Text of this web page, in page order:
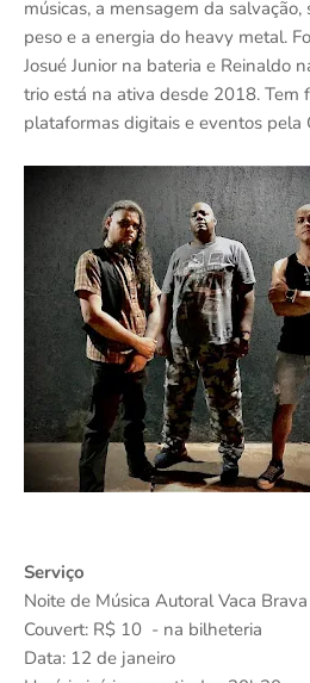
músicas, a mensagem da
peso e a energia do heavy metal.
Josué Junior na bateria e Reinaldo
trio está na ativa desde 2018. Tem
plataformas digitais e eventos pela
Serviço
Noite de Música Autoral Vaca Brava
Couvert: R$ 10 - na bilheteria
Data: 12 de janeiro